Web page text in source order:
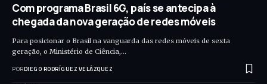
Com programa Brasil 6G, país se antecipa à
chegada da nova geração de redes móveis
Para posicionar o Brasil na vanguarda das redes móveis de sexta
geração, o Ministério de Ciência,…
PORDIEGO RODRÍGUEZ VELÁZQUEZ